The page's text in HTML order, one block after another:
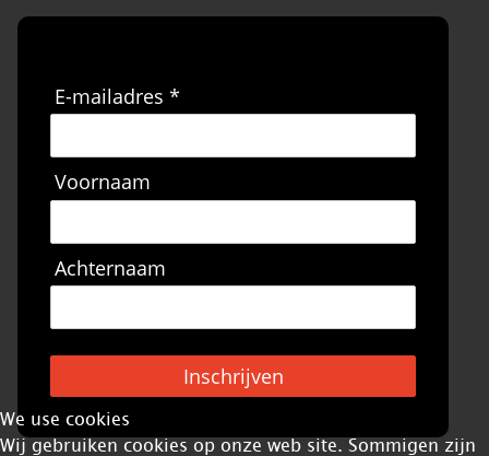
E-mailadres *
Voornaam
Achternaam
Inschrijven
We use cookies
Wij gebruiken cookies op onze web site. Sommigen zijn